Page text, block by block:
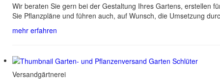
Wir beraten Sie gern bei der Gestaltung Ihres Gartens, erstellen
Sie Pflanzpläne und führen auch, auf Wunsch, die Umsetzung
mehr erfahren
Versandgärtnerei